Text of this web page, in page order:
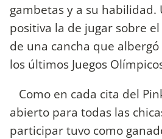
gambetas y a su habilidad.
positiva la de jugar sobre
de una cancha que
los últimos Juegos
Como en cada cita del
abierto para todas las
participar tuvo como